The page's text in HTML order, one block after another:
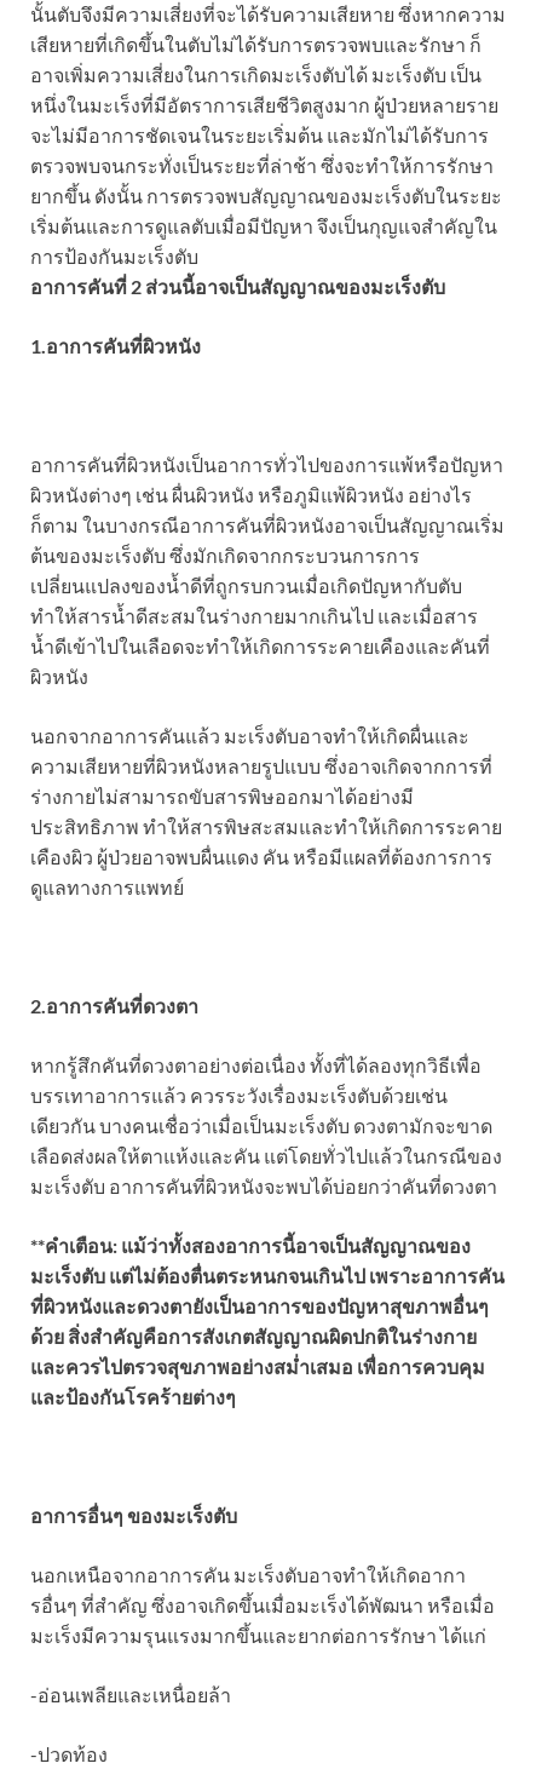
นั้นตับจึงมีความเสี่ยงที่จะได้รับความเสียหาย ซึ่งหากความ
เสียหายที่เกิดขึ้นในตับไม่ได้รับการตรวจพบและรักษา ก็
อาจเพิ่มความเสี่ยงในการเกิดมะเร็งตับได้ มะเร็งตับ เป็น
หนึ่งในมะเร็งที่มีอัตราการเสียชีวิตสูงมาก ผู้ป่วยหลายราย
จะไม่มีอาการชัดเจนในระยะเริ่มต้น และมักไม่ได้รับการ
ตรวจพบจนกระทั่งเป็นระยะที่ล่าช้า ซึ่งจะทำให้การรักษา
ยากขึ้น ดังนั้น การตรวจพบสัญญาณของมะเร็งตับในระยะ
เริ่มต้นและการดูแลตับเมื่อมีปัญหา จึงเป็นกุญแจสำคัญใน
การป้องกันมะเร็งตับ
อาการคันที่ 2 ส่วนนี้อาจเป็นสัญญาณของมะเร็งตับ
1.อาการคันที่ผิวหนัง
อาการคันที่ผิวหนังเป็นอาการทั่วไปของการแพ้หรือปัญหา
ผิวหนังต่างๆ เช่น ผื่นผิวหนัง หรือภูมิแพ้ผิวหนัง อย่างไร
ก็ตาม ในบางกรณีอาการคันที่ผิวหนังอาจเป็นสัญญาณเริ่ม
ต้นของมะเร็งตับ ซึ่งมักเกิดจากกระบวนการการ
เปลี่ยนแปลงของน้ำดีที่ถูกรบกวนเมื่อเกิดปัญหากับตับ
ทำให้สารน้ำดีสะสมในร่างกายมากเกินไป และเมื่อสาร
น้ำดีเข้าไปในเลือดจะทำให้เกิดการระคายเคืองและคันที่
ผิวหนัง
นอกจากอาการคันแล้ว มะเร็งตับอาจทำให้เกิดผื่นและ
ความเสียหายที่ผิวหนังหลายรูปแบบ ซึ่งอาจเกิดจากการที่
ร่างกายไม่สามารถขับสารพิษออกมาได้อย่างมี
ประสิทธิภาพ ทำให้สารพิษสะสมและทำให้เกิดการระคาย
เคืองผิว ผู้ป่วยอาจพบผื่นแดง คัน หรือมีแผลที่ต้องการการ
ดูแลทางการแพทย์
2.อาการคันที่ดวงตา
หากรู้สึกคันที่ดวงตาอย่างต่อเนื่อง ทั้งที่ได้ลองทุกวิธีเพื่อ
บรรเทาอาการแล้ว ควรระวังเรื่องมะเร็งตับด้วยเช่น
เดียวกัน บางคนเชื่อว่าเมื่อเป็นมะเร็งตับ ดวงตามักจะขาด
เลือดส่งผลให้ตาแห้งและคัน แต่โดยทั่วไปแล้วในกรณีของ
มะเร็งตับ อาการคันที่ผิวหนังจะพบได้บ่อยกว่าคันที่ดวงตา
**คำเตือน: แม้ว่าทั้งสองอาการนี้อาจเป็นสัญญาณของ
มะเร็งตับ แต่ไม่ต้องตื่นตระหนกจนเกินไป เพราะอาการคัน
ที่ผิวหนังและดวงตายังเป็นอาการของปัญหาสุขภาพอื่นๆ
ด้วย สิ่งสำคัญคือการสังเกตสัญญาณผิดปกติในร่างกาย
และควรไปตรวจสุขภาพอย่างสม่ำเสมอ เพื่อการควบคุม
และป้องกันโรคร้ายต่างๆ
อาการอื่นๆ ของมะเร็งตับ
นอกเหนือจากอาการคัน มะเร็งตับอาจทำให้เกิดอากา
รอื่นๆ ที่สำคัญ ซึ่งอาจเกิดขึ้นเมื่อมะเร็งได้พัฒนา หรือเมื่อ
มะเร็งมีความรุนแรงมากขึ้นและยากต่อการรักษา ได้แก่
-อ่อนเพลียและเหนื่อยล้า
-ปวดท้อง